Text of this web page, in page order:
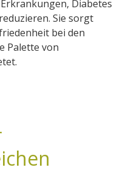
Diabetes
Sie sorgt
bei den
Palette von